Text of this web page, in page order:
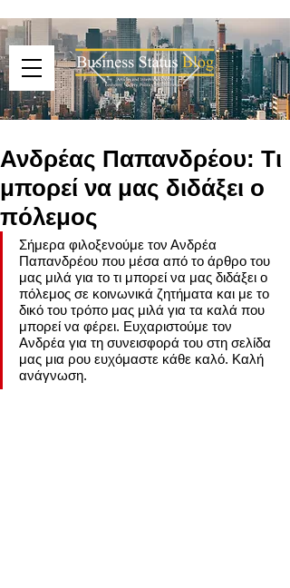
Ανδρέας Παπανδρέου: Τι
μπορεί να μας διδάξει ο
πόλεμος
Σήμερα φιλοξενούμε τον Ανδρέα
Παπανδρέου που μέσα από το άρθρο του
μας μιλά για το τι μπορεί να μας διδάξει ο
πόλεμος σε κοινωνικά ζητήματα και με το
δικό του τρόπο μας μιλά για τα καλά που
μπορεί να φέρει. Ευχαριστούμε τον
Ανδρέα για τη συνεισφορά του στη σελίδα
μας μια ρου ευχόμαστε κάθε καλό. Καλή
ανάγνωση.